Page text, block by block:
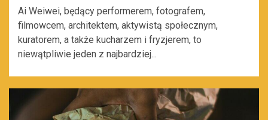
Ai Weiwei, będący performerem, fotografem,
filmowcem, architektem, aktywistą społecznym,
kuratorem, a także kucharzem i fryzjerem, to
niewątpliwie jeden z najbardziej...